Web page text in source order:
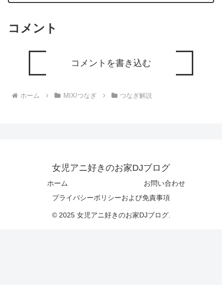
コメント
コメントを書き込む
ホーム MIX/つなぎ つなぎ解説
女児アニ好きのお家DJブログ
ホーム
お問い合わせ
プライバシーポリシーおよび免責事項
© 2025 女児アニ好きのお家DJブログ.